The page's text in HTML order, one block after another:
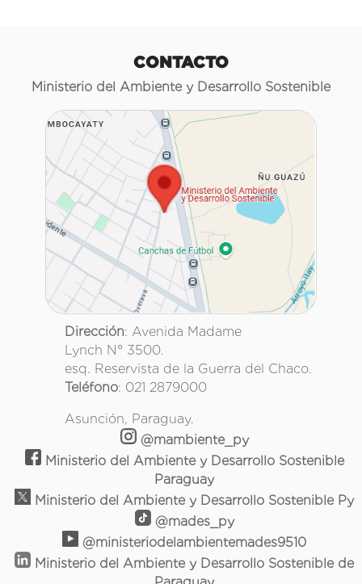
CONTACTO
Ministerio del Ambiente y Desarrollo Sostenible
Dirección: Avenida Madame
Lynch N° 3500.
esq. Reservista de la Guerra del Chaco.
Teléfono: 021 2879000
Asunción, Paraguay.
@mambiente_py
Ministerio del Ambiente y Desarrollo Sostenible
Paraguay
Ministerio del Ambiente y Desarrollo Sostenible Py
@mades_py
@ministeriodelambientemades9510
Ministerio del Ambiente y Desarrollo Sostenible de